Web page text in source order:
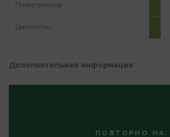
Пеметрексед
Цисплатин
Дополнительная информация
ПОВТОРНО НА: